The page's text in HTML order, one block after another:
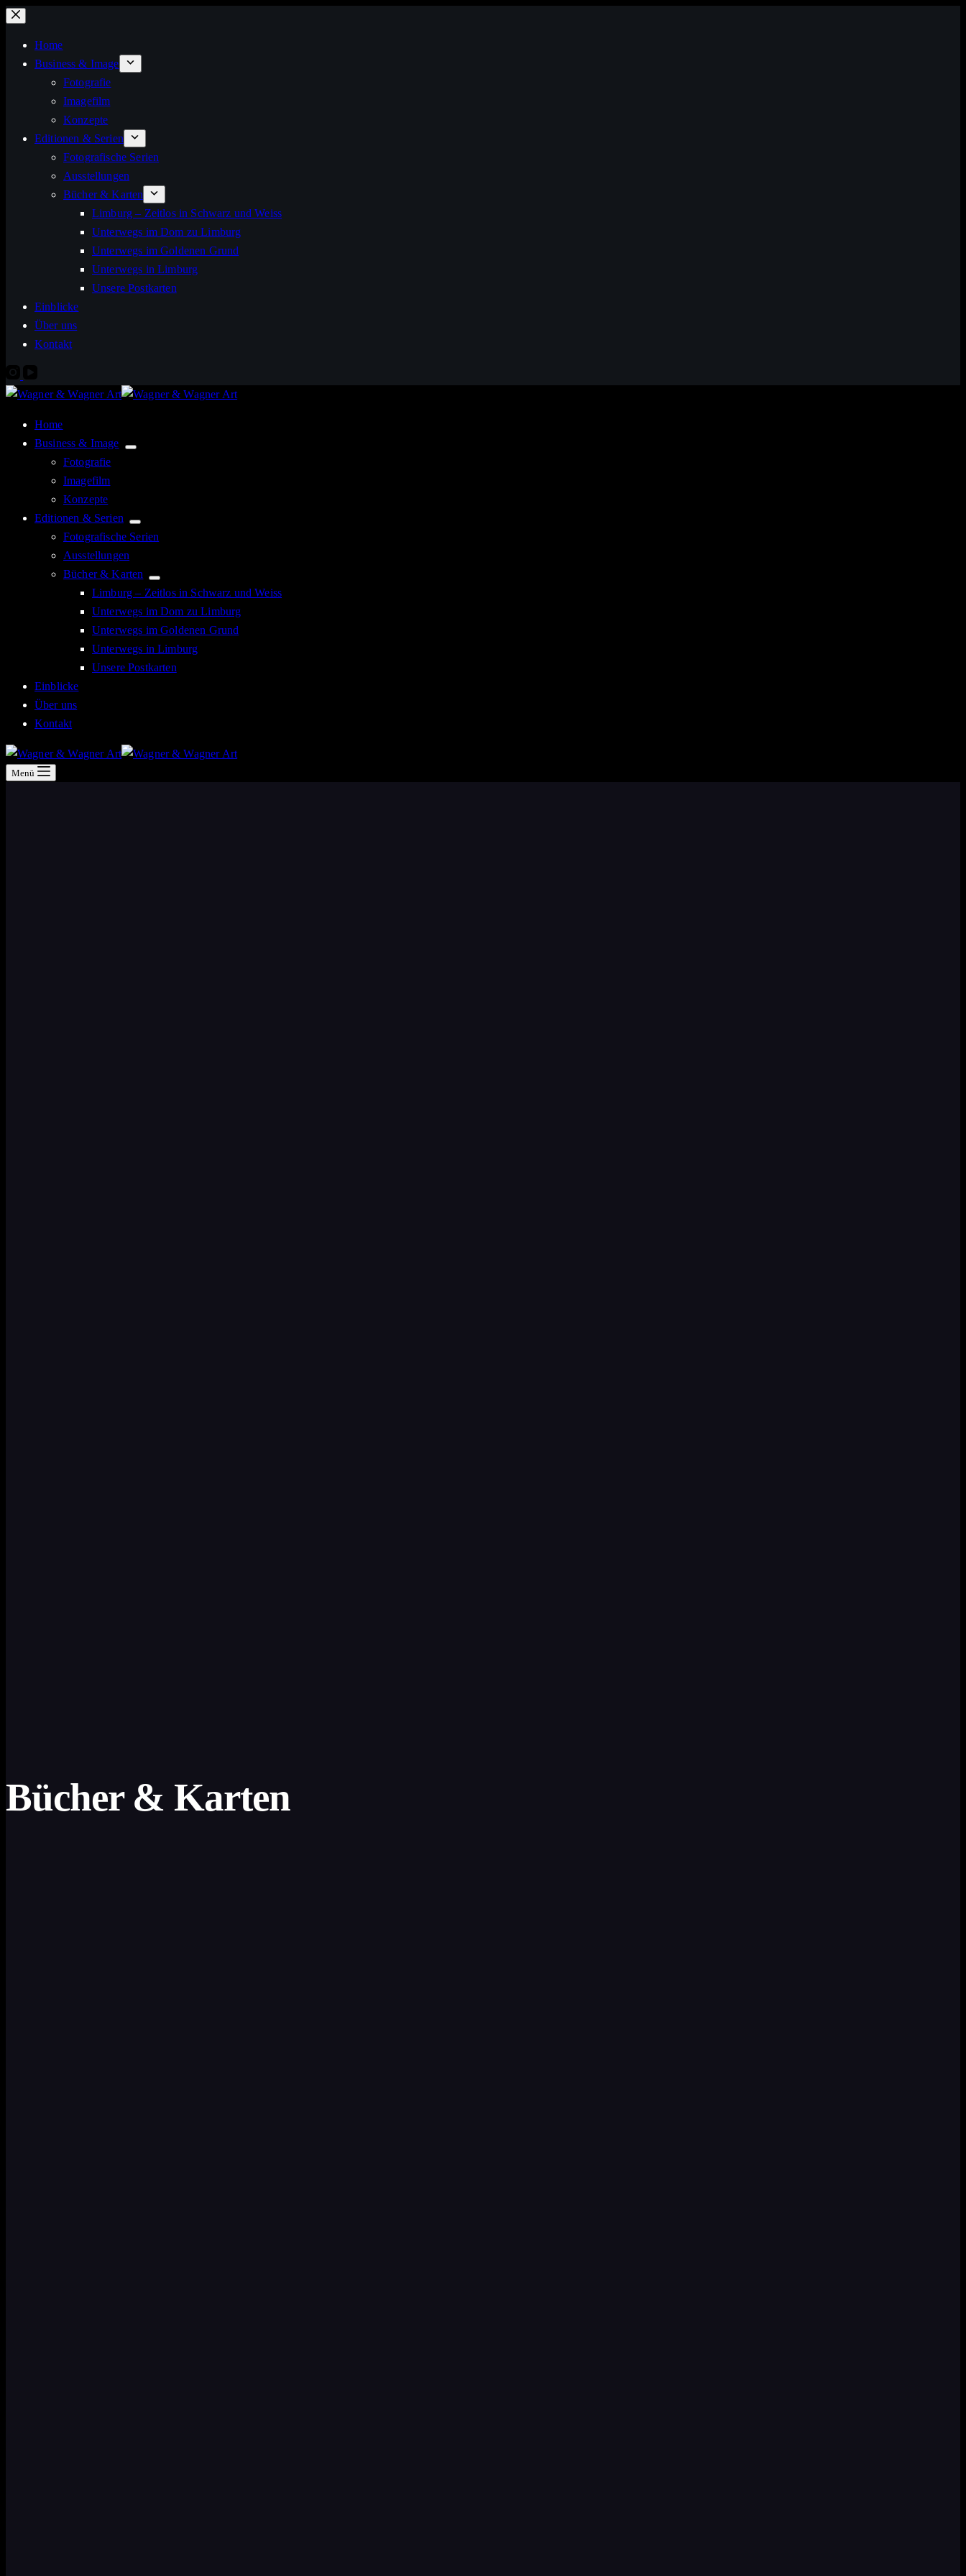
Zum
springen
Home
Business & Image
Fotografie
Imagefilm
Konzepte
Editionen & Serien
Fotografische Serien
Ausstellungen
Bücher & Karten
Limburg – Zeitlos in Schwarz und Weiss
Unterwegs im Dom zu Limburg
Unterwegs im Goldenen Grund
Unterwegs in Limburg
Unsere Postkarten
Einblicke
Über uns
Kontakt
Home
Business & Image
Fotografie
Imagefilm
Konzepte
Editionen & Serien
Fotografische Serien
Ausstellungen
Bücher & Karten
Limburg – Zeitlos in Schwarz und Weiss
Unterwegs im Dom zu Limburg
Unterwegs im Goldenen Grund
Unterwegs in Limburg
Unsere Postkarten
Einblicke
Über uns
Kontakt
Menü
Bücher & Karten